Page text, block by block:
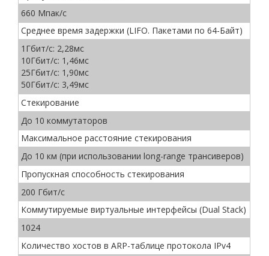
660 Мпак/с
Среднее время задержки (LIFO. Пакетами по 64-Байт)
1Гбит/с: 2,28мс
10Гбит/с: 1,46мс
25Гбит/с: 1,90мс
50Гбит/с: 3,49мс
Стекирование
До 10 коммутаторов
Максимальное расстояние стекирования
До 10 км (при использовании long-range трансиверов)
Пропускная способность стекирования
200 Гбит/с
Коммутируемые виртуальные интерфейсы (Dual Stack)
1024
Количество хостов в ARP-таблице протокола IPv4